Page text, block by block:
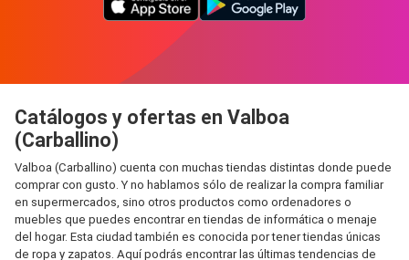
Catálogos y ofertas en Valboa
(Carballino)
Valboa (Carballino) cuenta con muchas tiendas distintas donde puede
comprar con gusto. Y no hablamos sólo de realizar la compra familiar
en supermercados, sino otros productos como ordenadores o
muebles que puedes encontrar en tiendas de informática o menaje
del hogar. Esta ciudad también es conocida por tener tiendas únicas
de ropa y zapatos. Aquí podrás encontrar las últimas tendencias de